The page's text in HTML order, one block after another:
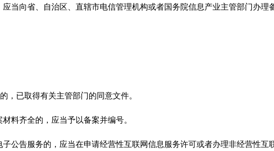
向省、自治区、直辖市电信管理机构或者国务院信息产业主管部门办理
已取得有关主管部门的同意文件。
齐全的，应当予以备案并编号。
告服务的，应当在申请经营性互联网信息服务许可或者办理非经营性互